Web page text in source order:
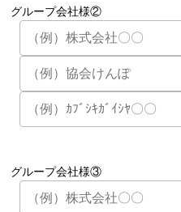
グループ会社様②
グループ会社様③